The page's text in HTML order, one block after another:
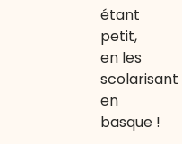
étant
petit,
en les
scolarisant
en
basque !